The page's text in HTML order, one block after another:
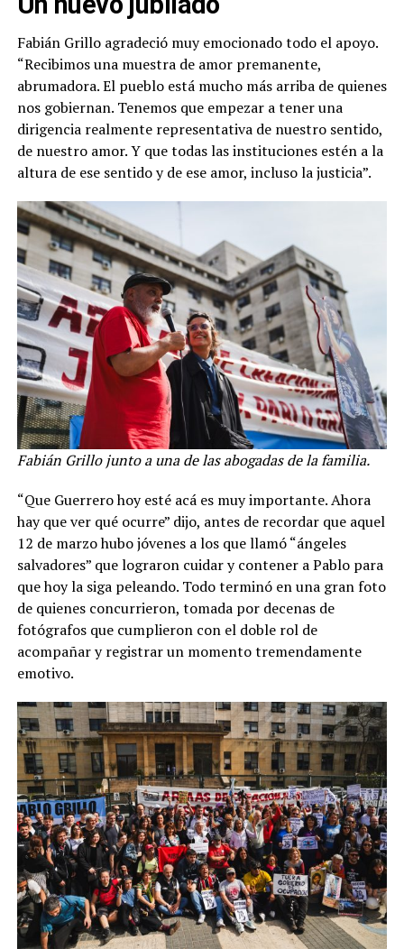
Fabián Grillo agradeció muy emocionado todo el apoyo.
“Recibimos una muestra de amor premanente,
abrumadora. El pueblo está mucho más arriba de quienes
nos gobiernan. Tenemos que empezar a tener una
dirigencia realmente representativa de nuestro sentido,
de nuestro amor. Y que todas las instituciones estén a la
altura de ese sentido y de ese amor, incluso la justicia”.
Fabián Grillo junto a una de las abogadas de la familia.
“Que Guerrero hoy esté acá es muy importante. Ahora
hay que ver qué ocurre” dijo, antes de recordar que aquel
12 de marzo hubo jóvenes a los que llamó “ángeles
salvadores” que lograron cuidar y contener a Pablo para
que hoy la siga peleando. Todo terminó en una gran foto
de quienes concurrieron, tomada por decenas de
fotógrafos que cumplieron con el doble rol de
acompañar y registrar un momento tremendamente
emotivo.